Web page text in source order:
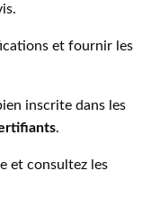
et fournir les
inscrite dans les
.
et consultez les